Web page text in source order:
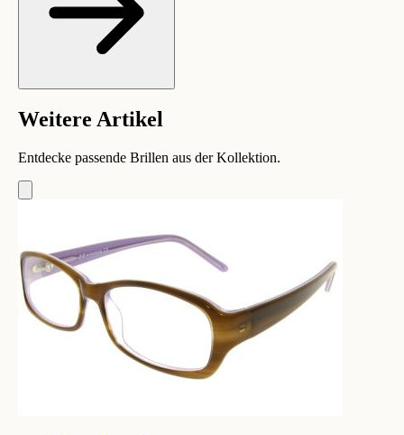
Weitere Artikel
Entdecke passende Brillen aus der Kollektion.